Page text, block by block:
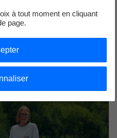
Sacha racontent leur
ce qui rend ce job d’été
missions qui ont du sens.
à tout moment en cliquant
page.